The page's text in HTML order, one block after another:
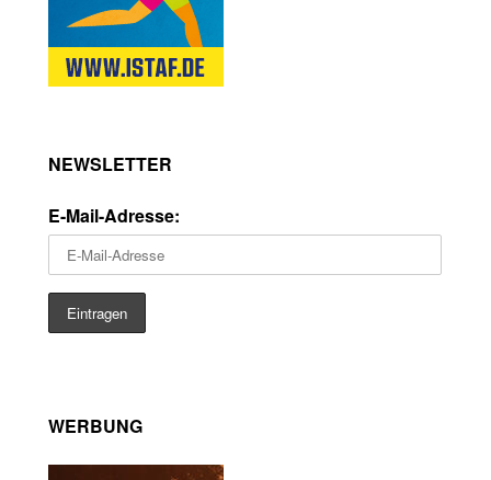
NEWSLETTER
E-Mail-Adresse:
WERBUNG